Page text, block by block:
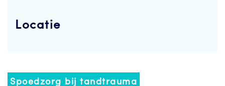
Locatie
Spoedzorg bij tandtrauma